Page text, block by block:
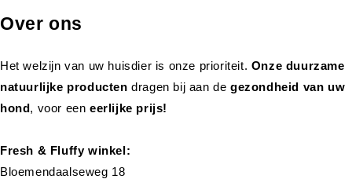
Over ons
Het welzijn van uw huisdier is onze prioriteit. Onze duurzame
natuurlijke productendragen bij aan de gezondheid van uw
hond, voor eeneerlijke prijs!
Fresh & Fluffy winkel:
Bloemendaalseweg 18